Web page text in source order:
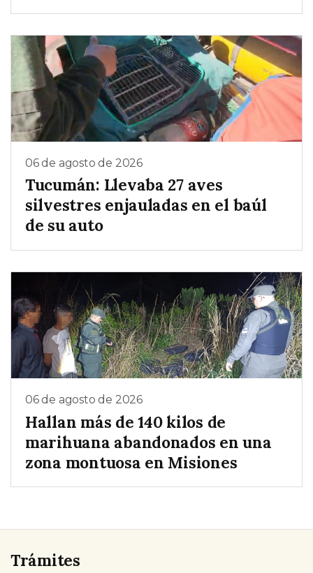
06 de agosto de 2026
Tucumán: Llevaba 27 aves
silvestres enjauladas en el baúl
de su auto
06 de agosto de 2026
Hallan más de 140 kilos de
marihuana abandonados en una
zona montuosa en Misiones
Trámites